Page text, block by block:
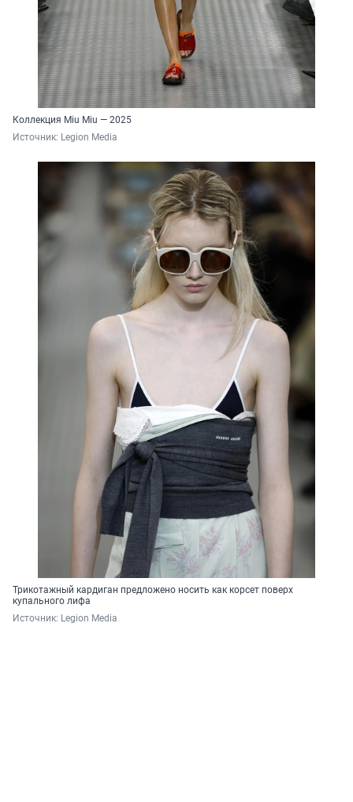
Коллекция Miu Miu — 2025
Источник: Legion Media
Трикотажный кардиган предложено носить как корсет поверх
купального лифа
Источник: Legion Media